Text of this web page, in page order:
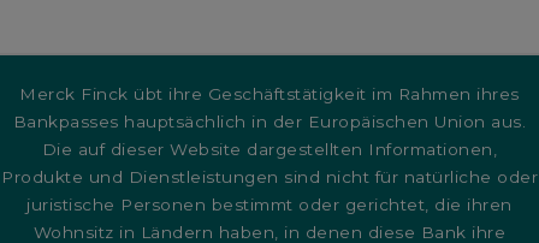
Merck Finck übt ihre Geschäftstätigkeit im Rahmen ihres
Bankpasses hauptsächlich in der Europäischen Union aus.
Die auf dieser Website dargestellten Informationen,
Produkte und Dienstleistungen sind nicht für natürliche oder
juristische Personen bestimmt oder gerichtet, die ihren
Wohnsitz in Ländern haben, in denen diese Bank ihre